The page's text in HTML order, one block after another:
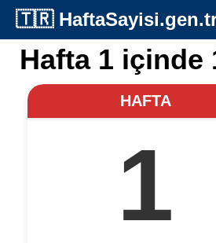
🇹🇷
Hafta 1 içinde
HAFTA
1